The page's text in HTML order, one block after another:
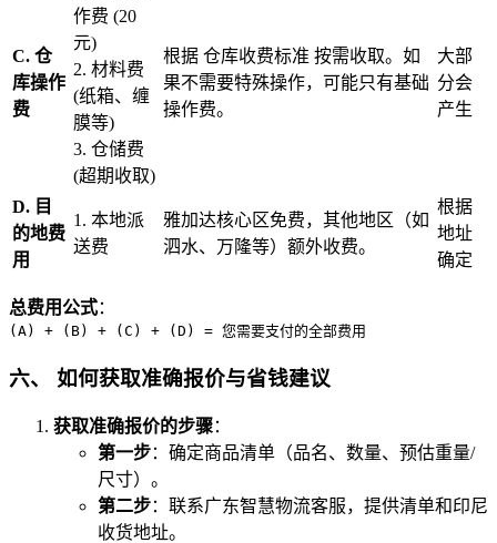
C. 仓
库操作
费
作费 (20
元)
2. 材料费
(纸箱、缠
膜等)
3. 仓储费
(超期收取)
根据 仓库收费标准 按需收取。如
果不需要特殊操作，可能只有基础
操作费。
大部
分会
产生
D. 目
的地费
用
1. 本地派
送费
雅加达核心区免费，其他地区（如
泗水、万隆等）额外收费。
根据
地址
确定
总费用公式：
(A) + (B) + (C) + (D) = 您需要支付的全部费用
六、 如何获取准确报价与省钱建议
获取准确报价的步骤：
第一步：确定商品清单（品名、数量、预估重量/
尺寸）。
第二步：联系广东智慧物流客服，提供清单和印尼
收货地址。